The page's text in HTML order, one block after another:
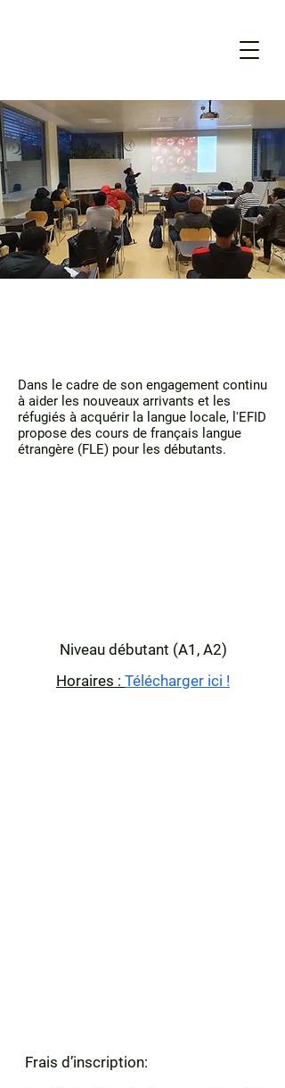
Dans le cadre de son engagement continu
à aider les nouveaux arrivants et les
réfugiés à acquérir la langue locale, l'EFID
propose des cours de français langue
étrangère (FLE) pour les débutants.
Niveau débutant (A1, A2)
Horaires : Télécharger ici !
Frais d’inscription: